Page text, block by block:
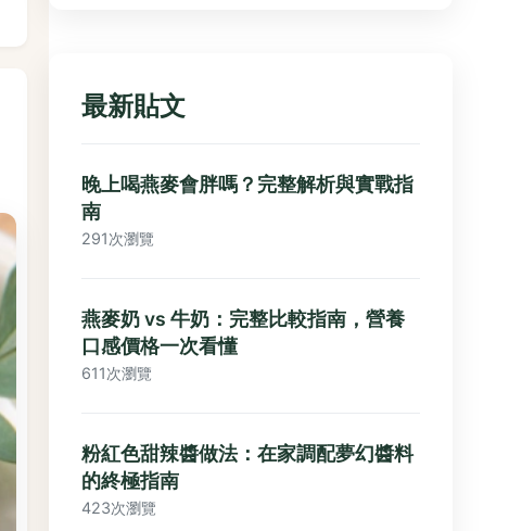
最新貼文
晚上喝燕麥會胖嗎？完整解析與實戰指
南
291次瀏覽
燕麥奶 vs 牛奶：完整比較指南，營養
口感價格一次看懂
611次瀏覽
粉紅色甜辣醬做法：在家調配夢幻醬料
的終極指南
423次瀏覽